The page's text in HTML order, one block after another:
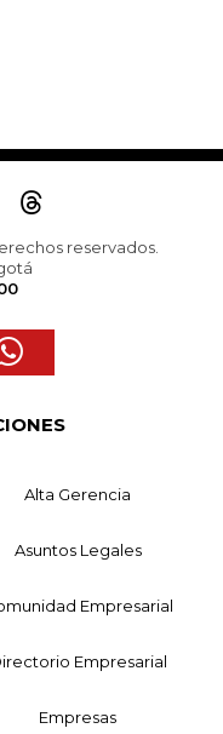
reservados.
Alta Gerencia
Asuntos Legales
Empresarial
Empresarial
Empresas